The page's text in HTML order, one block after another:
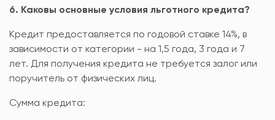
6. Каковы основные условия льготного кредита?
Кредит предоставляется по годовой ставке 14%, в
зависимости от категории - на 1,5 года, 3 года и 7
лет. Для получения кредита не требуется залог или
поручитель от физических лиц.
Сумма кредита: